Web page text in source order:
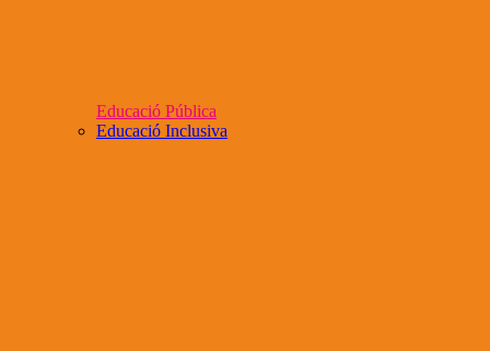
Educació Pública
Educació Inclusiva